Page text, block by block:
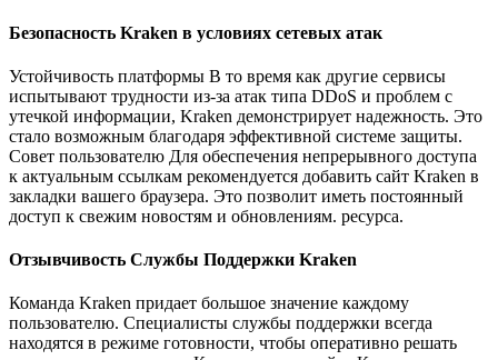
Безопасность Kraken в условиях сетевых атак
Устойчивость платформы В то время как другие сервисы
испытывают трудности из-за атак типа DDoS и проблем с
утечкой информации, Kraken демонстрирует надежность. Это
стало возможным благодаря эффективной системе защиты.
Совет пользователю Для обеспечения непрерывного доступа
к актуальным ссылкам рекомендуется добавить сайт Kraken в
закладки вашего браузера. Это позволит иметь постоянный
доступ к свежим новостям и обновлениям. ресурса.
Отзывчивость Службы Поддержки Kraken
Команда Kraken придает большое значение каждому
пользователю. Специалисты службы поддержки всегда
находятся в режиме готовности, чтобы оперативно решать